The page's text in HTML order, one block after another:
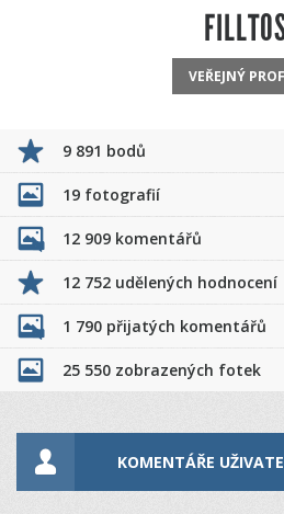
Měli jste účet na
VEŘEJNÝ
9 891 bodů
19 fotografií
12 909 komentářů
12 752 udělených hodnocení
1 790 přijatých komentářů
25 550 zobrazených fotek
KOMENTÁŘE